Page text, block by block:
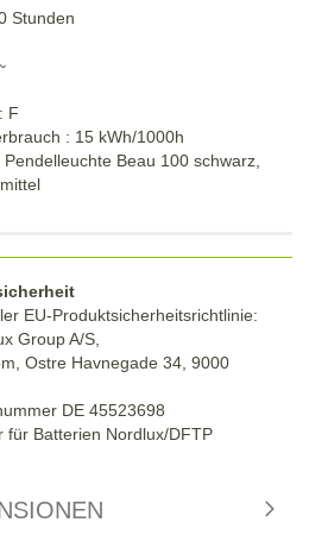
Stunden
F
: 15 kWh/1000h
Beau 100 schwarz,
EU-Produktsicherheitsrichtlinie:
Group A/S,
Ostre Havnegade 34, 9000
DE 45523698
für Batterien Nordlux/DFTP